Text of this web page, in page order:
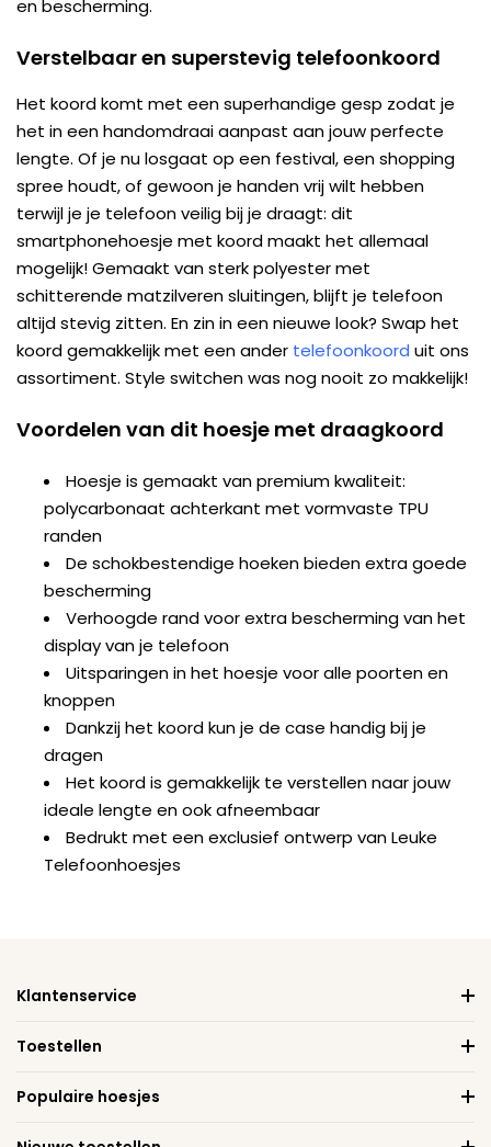
en bescherming.
Verstelbaar en superstevig telefoonkoord
Het koord komt met een superhandige gesp zodat je
het in een handomdraai aanpast aan jouw perfecte
lengte. Of je nu losgaat op een festival, een shopping
spree houdt, of gewoon je handen vrij wilt hebben
terwijl je je telefoon veilig bij je draagt: dit
smartphonehoesje met koord maakt het allemaal
mogelijk! Gemaakt van sterk polyester met
schitterende matzilveren sluitingen, blijft je telefoon
altijd stevig zitten. En zin in een nieuwe look? Swap het
koord gemakkelijk met een ander telefoonkoord uit ons
assortiment. Style switchen was nog nooit zo makkelijk!
Voordelen van dit hoesje met draagkoord
Hoesje is gemaakt van premium kwaliteit:
polycarbonaat achterkant met vormvaste TPU
randen
De schokbestendige hoeken bieden extra goede
bescherming
Verhoogde rand voor extra bescherming van het
display van je telefoon
Uitsparingen in het hoesje voor alle poorten en
knoppen
Dankzij het koord kun je de case handig bij je
dragen
Het koord is gemakkelijk te verstellen naar jouw
ideale lengte en ook afneembaar
Bedrukt met een exclusief ontwerp van Leuke
Telefoonhoesjes
Klantenservice
Toestellen
Populaire hoesjes